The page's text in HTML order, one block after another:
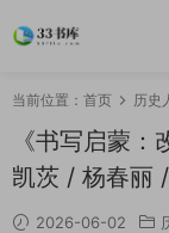
当前位置： 首页 历史
《书写启蒙
凯茨 / 杨春丽
2026-06-02